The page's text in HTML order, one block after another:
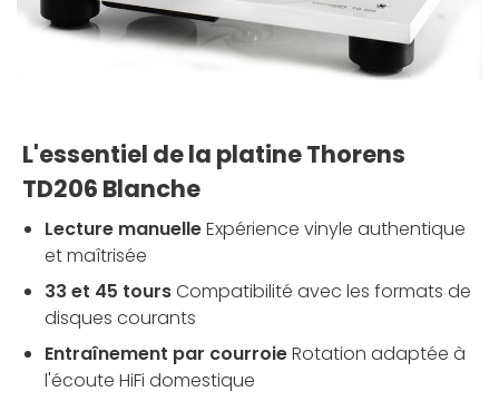
L'essentiel de la platine Thorens
TD206 Blanche
Lecture manuelleExpérience vinyle authentique
et maîtrisée
33 et 45 toursCompatibilité avec les formats de
disques courants
Entraînement par courroieRotation adaptée à
l'écoute HiFi domestique